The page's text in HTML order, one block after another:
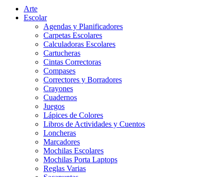
Arte
Escolar
Agendas y Planificadores
Carpetas Escolares
Calculadoras Escolares
Cartucheras
Cintas Correctoras
Compases
Correctores y Borradores
Crayones
Cuadernos
Juegos
Lápices de Colores
Libros de Actividades y Cuentos
Loncheras
Marcadores
Mochilas Escolares
Mochilas Porta Laptops
Reglas Varias